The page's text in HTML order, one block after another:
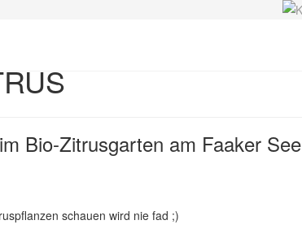
Bio-Zitrusgarten am Faaker See
schauen wird nie fad ;)